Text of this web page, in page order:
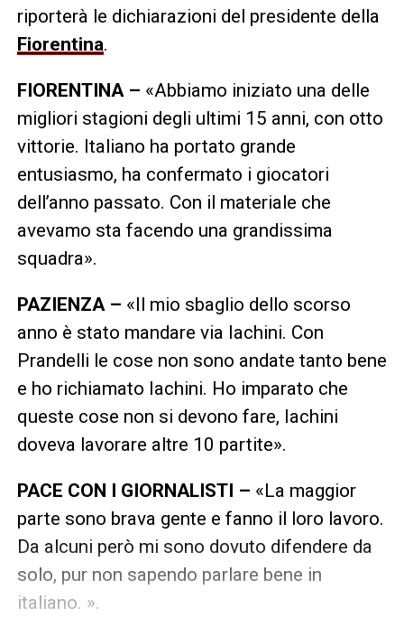
riporterà le dichiarazioni del presidente della
Fiorentina.
FIORENTINA – «Abbiamo iniziato una delle
migliori stagioni degli ultimi 15 anni, con otto
vittorie. Italiano ha portato grande
entusiasmo, ha confermato i giocatori
dell’anno passato. Con il materiale che
avevamo sta facendo una grandissima
squadra».
PAZIENZA – «Il mio sbaglio dello scorso
anno è stato mandare via Iachini. Con
Prandelli le cose non sono andate tanto bene
e ho richiamato Iachini. Ho imparato che
queste cose non si devono fare, Iachini
doveva lavorare altre 10 partite».
PACE CON I GIORNALISTI – «La maggior
parte sono brava gente e fanno il loro lavoro.
Da alcuni però mi sono dovuto difendere da
solo, pur non sapendo parlare bene in
italiano. ».